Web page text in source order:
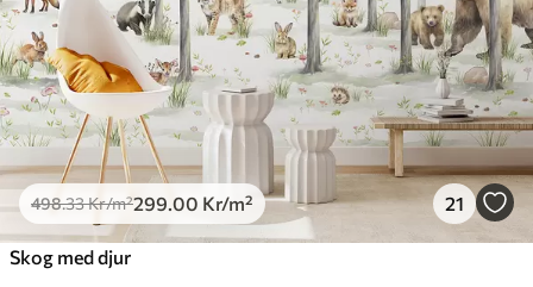
498.33Kr/m²299 .00 Kr/m² 21
Skog med djur